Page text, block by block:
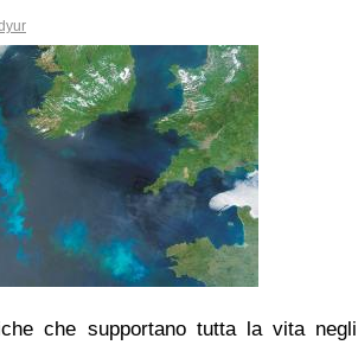
che supportano tutta la vita negli